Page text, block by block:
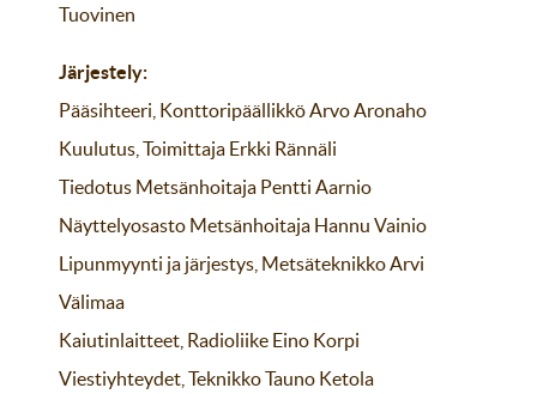
Tuovinen
Järjestely:
Pääsihteeri, Konttoripäällikkö Arvo Aronaho
Kuulutus, Toimittaja Erkki Rännäli
Tiedotus Metsänhoitaja Pentti Aarnio
Näyttelyosasto Metsänhoitaja Hannu Vainio
Lipunmyynti ja järjestys, Metsäteknikko Arvi
Välimaa
Kaiutinlaitteet, Radioliike Eino Korpi
Viestiyhteydet, Teknikko Tauno Ketola